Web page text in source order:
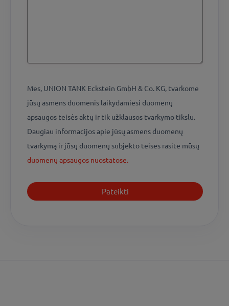
Mes, UNION TANK Eckstein GmbH & Co. KG, tvarkome
jūsų asmens duomenis laikydamiesi duomenų
apsaugos teisės aktų ir tik užklausos tvarkymo tikslu.
Daugiau informacijos apie jūsų asmens duomenų
tvarkymą ir jūsų duomenų subjekto teises rasite mūsų
duomenų apsaugos nuostatose.